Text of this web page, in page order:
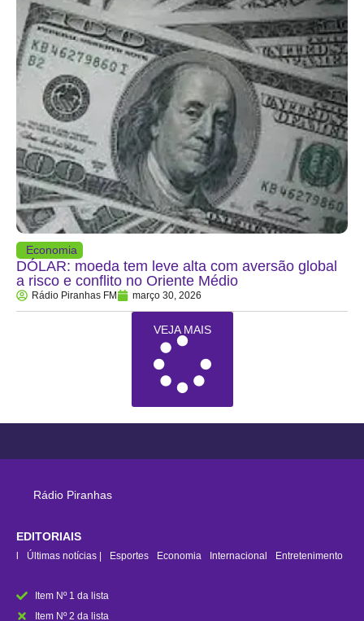
Economia
DÓLAR: moeda tem leve alta com aversão global
a risco e conflito no Oriente Médio
Rádio Piranhas FM março 30, 2026
VEJA MAIS
Rádio Piranhas
EDITORIAIS
Últimas notícias | Esportes Economia Internacional Entretenimento
Item Nº 1 da lista
Item Nº 2 da lista